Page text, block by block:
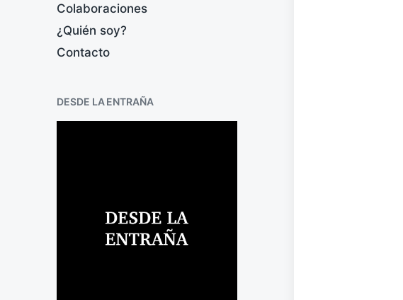
Colaboraciones
¿Quién soy?
Contacto
DESDE LA ENTRAÑA